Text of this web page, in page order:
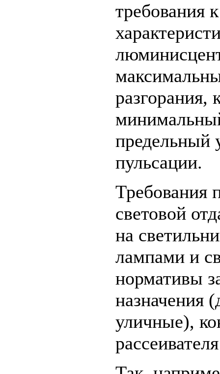
требования
предельный
пульсации.
Требования
световой
на
лампами и
нормативы
назначения
уличные),